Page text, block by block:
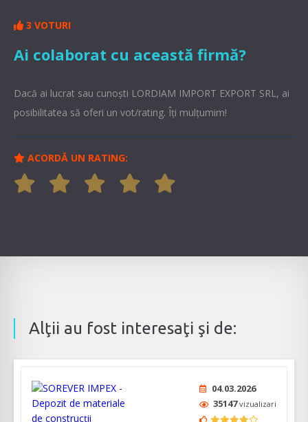
3 VOTURI
Ai colaborat cu această firmă?
Dacă ai lucrat sau cunoşti LORDIAM IMPORT EXPORT SRL, ai
posibilitatea să oferi un vot/rating. Îți mulțumim!
ACORDĂ UN RATING:
Alţii au fost interesaţi şi de:
04.03.2026
35147vizualizari